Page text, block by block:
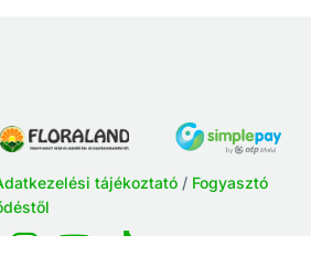
tájékoztató / Fogyasztó